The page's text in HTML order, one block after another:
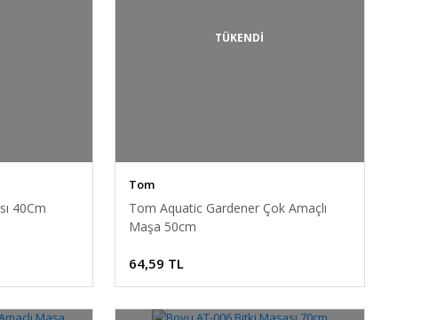
40Cm
TÜKENDİ
Tom
Tom Aquatic Gardener Çok Amaçlı
Maşa 50cm
64,59 TL